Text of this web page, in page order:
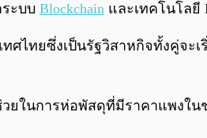
ะบบ Blockchain และเทคโนโลยี
ไทยซึ่งเป็นรัฐวิสาหกิจทั้งคู่จะ
ในการห่อพัสดุที่มีราคาแพงใน